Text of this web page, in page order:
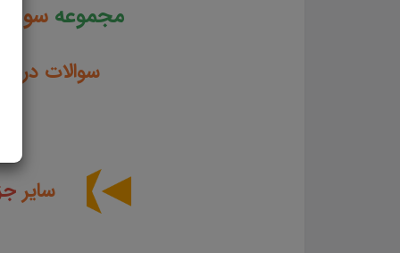
مجموعه
سوالات در
سایر